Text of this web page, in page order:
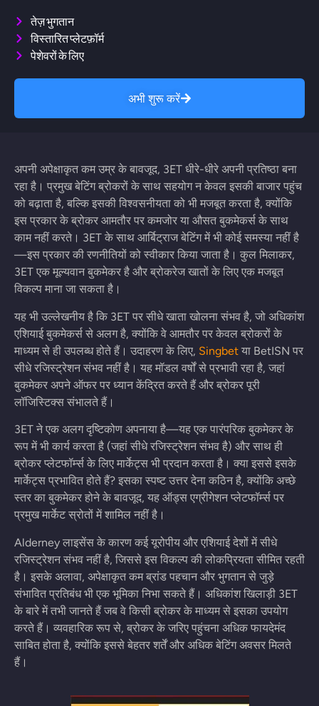
तेज़ भुगतान
विस्तारित प्लेटफ़ॉर्म
पेशेवरों के लिए
अभी शुरू करें
अपनी अपेक्षाकृत कम उम्र के बावजूद, 3ET धीरे-धीरे अपनी प्रतिष्ठा बना
रहा है। प्रमुख बेटिंग ब्रोकरों के साथ सहयोग न केवल इसकी बाजार पहुंच
को बढ़ाता है, बल्कि इसकी विश्वसनीयता को भी मजबूत करता है, क्योंकि
इस प्रकार के ब्रोकर आमतौर पर कमजोर या औसत बुकमेकर्स के साथ
काम नहीं करते। 3ET के साथ आर्बिट्राज बेटिंग में भी कोई समस्या नहीं है
—इस प्रकार की रणनीतियों को स्वीकार किया जाता है। कुल मिलाकर,
3ET एक मूल्यवान बुकमेकर है और ब्रोकरेज खातों के लिए एक मजबूत
विकल्प माना जा सकता है।
यह भी उल्लेखनीय है कि 3ET पर सीधे खाता खोलना संभव है, जो अधिकांश
एशियाई बुकमेकर्स से अलग है, क्योंकि वे आमतौर पर केवल ब्रोकरों के
माध्यम से ही उपलब्ध होते हैं। उदाहरण के लिए, Singbet या BetISN पर
सीधे रजिस्ट्रेशन संभव नहीं है। यह मॉडल वर्षों से प्रभावी रहा है, जहां
बुकमेकर अपने ऑफर पर ध्यान केंद्रित करते हैं और ब्रोकर पूरी
लॉजिस्टिक्स संभालते हैं।
3ET ने एक अलग दृष्टिकोण अपनाया है—यह एक पारंपरिक बुकमेकर के
रूप में भी कार्य करता है (जहां सीधे रजिस्ट्रेशन संभव है) और साथ ही
ब्रोकर प्लेटफॉर्म्स के लिए मार्केट्स भी प्रदान करता है। क्या इससे इसके
मार्केट्स प्रभावित होते हैं? इसका स्पष्ट उत्तर देना कठिन है, क्योंकि अच्छे
स्तर का बुकमेकर होने के बावजूद, यह ऑड्स एग्रीगेशन प्लेटफॉर्म्स पर
प्रमुख मार्केट स्रोतों में शामिल नहीं है।
Alderney लाइसेंस के कारण कई यूरोपीय और एशियाई देशों में सीधे
रजिस्ट्रेशन संभव नहीं है, जिससे इस विकल्प की लोकप्रियता सीमित रहती
है। इसके अलावा, अपेक्षाकृत कम ब्रांड पहचान और भुगतान से जुड़े
संभावित प्रतिबंध भी एक भूमिका निभा सकते हैं। अधिकांश खिलाड़ी 3ET
के बारे में तभी जानते हैं जब वे किसी ब्रोकर के माध्यम से इसका उपयोग
करते हैं। व्यवहारिक रूप से, ब्रोकर के जरिए पहुंचना अधिक फायदेमंद
साबित होता है, क्योंकि इससे बेहतर शर्तें और अधिक बेटिंग अवसर मिलते
हैं।